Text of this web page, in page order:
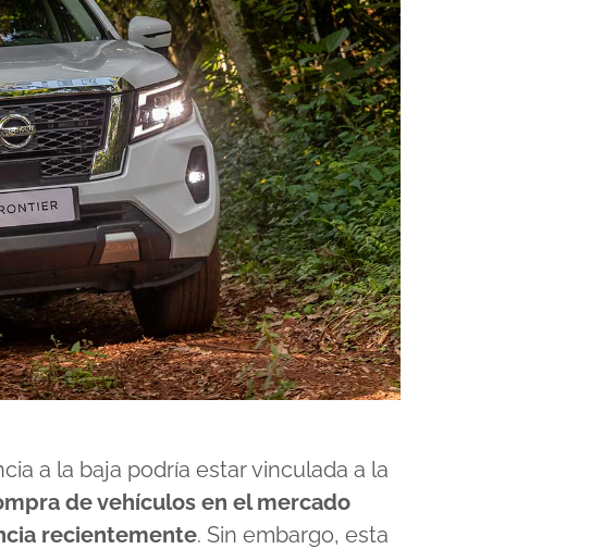
a la baja podría estar vinculada a la
de vehículos en el mercado
recientemente. Sin embargo, esta